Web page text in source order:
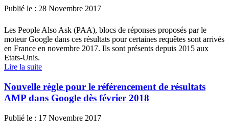
Publié le : 28 Novembre 2017
Les People Also Ask (PAA), blocs de réponses proposés par le
moteur Google dans ces résultats pour certaines requêtes sont arrivés
en France en novembre 2017. Ils sont présents depuis 2015 aux
Etats-Unis.
Lire la suite
Nouvelle règle pour le référencement de résultats
AMP dans Google dès février 2018
Publié le : 17 Novembre 2017